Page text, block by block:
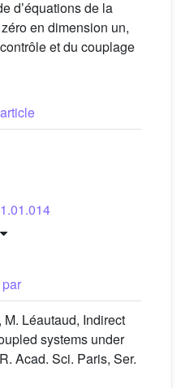
dʼéquations de la
en dimension un,
et du couplage
Léautaud, Indirect
systems under
Acad. Sci. Paris, Ser.